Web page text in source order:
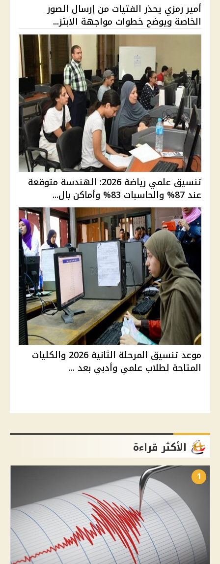
أمير رمزي يحذر الفتيات من إرسال الصور
الخاصة ويوضح خطوات مواجهة الابتز...
تنسيق علمي رياضة 2026: الهندسة متوقعة
عند 87% والحاسبات 83% وأماكن بال...
موعد تنسيق المرحلة الثانية 2026 والكليات
المتاحة لطلاب علمي وأدبي بعد ...
الأكثر قراءة
1